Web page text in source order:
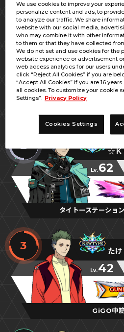
1 ウ
Lv.70
ティ
ティ
ティ
2 ☆Ｋ
Lv.62
タイトーステーショ
3 た
Lv.42
GiGO中
We use cookies to improve your
personalize content and ads, to
to analyze our traffic. We share
website with our social media,
who may combine it with other
to them or that they have collected
We do not set and use cookies for the
website experience or advertisement
web access analytics for our users
click “Reject All Cookies” if you are
“Accept All Cookies” if you are 16
all cookies. To customize your cookie
Settings”. Privacy Policy
Cookies Settings